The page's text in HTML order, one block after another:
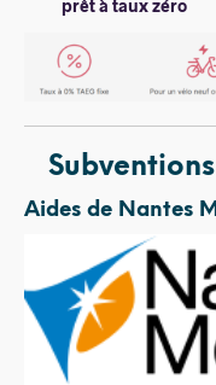
prêt à taux zéro
Aides de Nantes